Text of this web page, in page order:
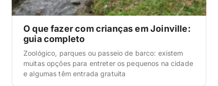
O que fazer com crianças em Joinville:
guia completo
Zoológico, parques ou passeio de barco: existem
muitas opções para entreter os pequenos na cidade
e algumas têm entrada gratuita